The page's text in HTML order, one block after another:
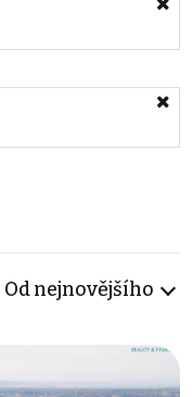
Od nejnovějšího